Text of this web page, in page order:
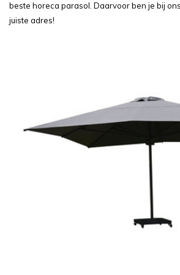
beste horeca parasol. Daarvoor ben je bij
juiste adres!